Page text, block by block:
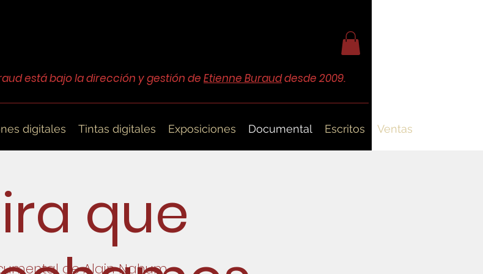
está bajo la dirección y gestión de Etienne Burauddesde 2009.
digitales Tintas digitales Exposiciones Documental Escritos Ventas
que
deAlain Nahum